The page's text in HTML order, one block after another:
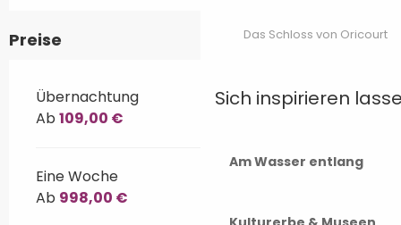
Das Schloss von Oricourt
Sich inspirieren
Am Wasser entlang
Preise
Übernachtung
Ab 109,00 €
Eine Woche
Ab 998,00 €